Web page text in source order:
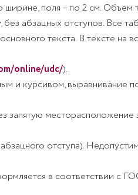
поля – по 2 см. Объем
абзацных отступов. Все
текста. В тексте на
online/udc/).
и курсивом, выравнивание
запятую
отступа).
в соответствии с